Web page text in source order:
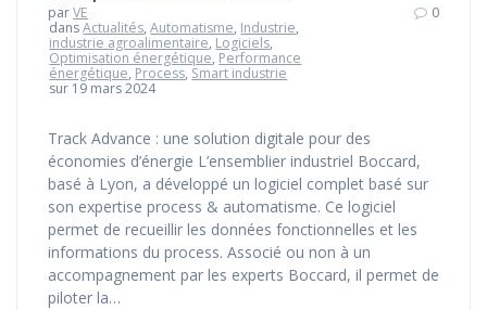
parVE
dansActualités,Automatisme, Industrie,
industrie agroalimentaire, Logiciels,
Optimisation énergétique, Performance
énergétique, Process, Smart industrie
sur 19 mars 2024
0
Track Advance : une solution digitale pour des
économies d’énergie L’ensemblier industriel Boccard,
basé à Lyon, a développé un logiciel complet basé sur
son expertise process & automatisme. Ce logiciel
permet de recueillir les données fonctionnelles et les
informations du process. Associé ou non à un
accompagnement par les experts Boccard, il permet de
piloter la…